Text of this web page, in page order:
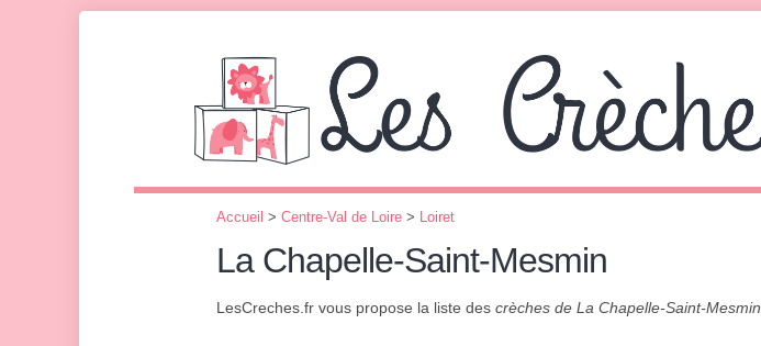
Accueil > Centre-Val de Loire > Loiret
La Chapelle-Saint-Mesmin
LesCreches.fr vous propose la liste des crèches de La Chapelle-Saint-Mesmin